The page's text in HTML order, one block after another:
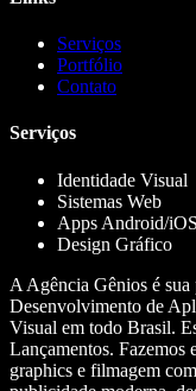
Serviços
Portfólio
Contato
Serviços
Identidade Visual
Sistemas Web
Apps Android/iOS
Design Gráfico
A Agência Gênios é sua
Desenvolvimento de
Visual em todo Brasil.
Lançamentos. Fazemos
graphics e filmagem